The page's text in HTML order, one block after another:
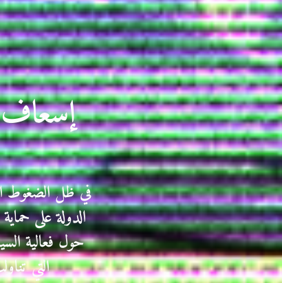
في ظل الضغوط
الدولة على
حول فعالية
التي